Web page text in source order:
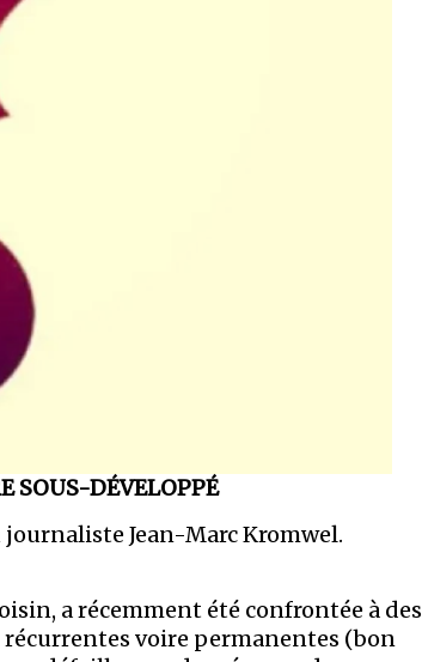
SOUS-DÉVELOPPÉ
Jean-Marc Kromwel.
a récemment été confrontée à des
récurrentes voire permanentes (bon